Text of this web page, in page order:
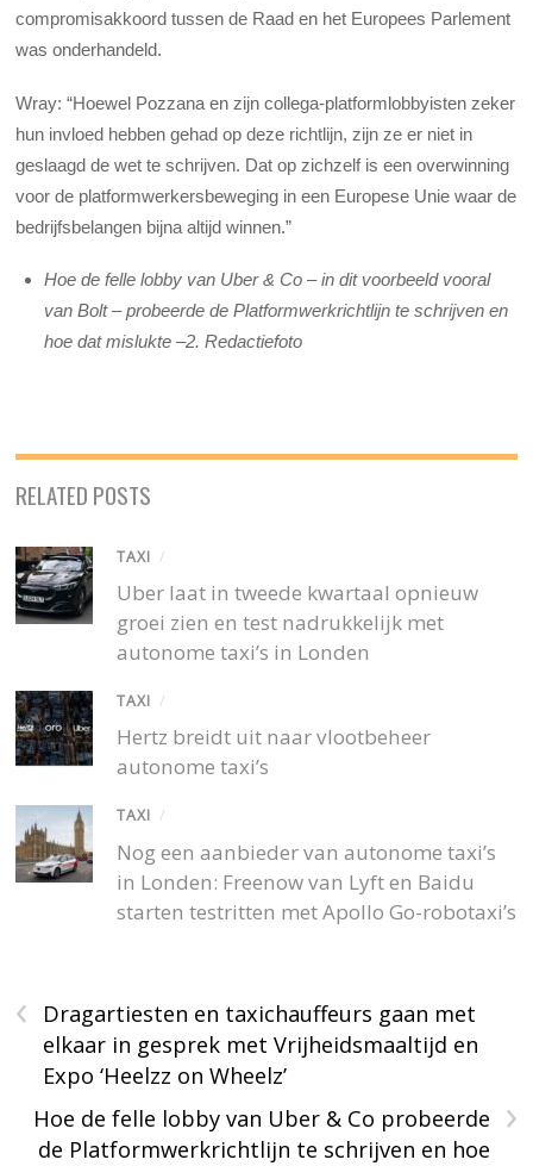
compromisakkoord tussen de Raad en het Europees Parlement
was onderhandeld.
Wray: “Hoewel Pozzana en zijn collega-platformlobbyisten zeker
hun invloed hebben gehad op deze richtlijn, zijn ze er niet in
geslaagd de wet te schrijven. Dat op zichzelf is een overwinning
voor de platformwerkersbeweging in een Europese Unie waar de
bedrijfsbelangen bijna altijd winnen.”
Hoe de felle lobby van Uber & Co – in dit voorbeeld vooral
van Bolt – probeerde de Platformwerkrichtlijn te schrijven en
hoe dat mislukte –2. Redactiefoto
RELATED POSTS
TAXI /
Uber laat in tweede kwartaal opnieuw
groei zien en test nadrukkelijk met
autonome taxi’s in Londen
TAXI /
Hertz breidt uit naar vlootbeheer
autonome taxi’s
TAXI /
Nog een aanbieder van autonome taxi’s
in Londen: Freenow van Lyft en Baidu
starten testritten met Apollo Go-robotaxi’s
‹
Dragartiesten en taxichauffeurs gaan met
elkaar in gesprek met Vrijheidsmaaltijd en
Expo ‘Heelzz on Wheelz’
›
Hoe de felle lobby van Uber & Co probeerde
de Platformwerkrichtlijn te schrijven en hoe